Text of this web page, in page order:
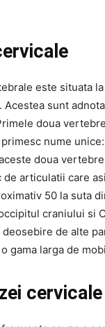
este situata
sunt
doua
nume
doua
articulatii care
50 la suta
craniului si
de alte
gama larga de
cervicale